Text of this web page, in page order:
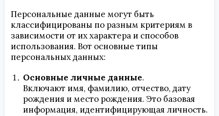
Персональные данные могут быть
классифицированы по разным критериям в
зависимости от их характера и способов
использования. Вот основные типы
персональных данных:
Основные личные данные.
Включают имя, фамилию, отчество, дату
рождения и место рождения. Это базовая
информация, идентифицирующая личность.